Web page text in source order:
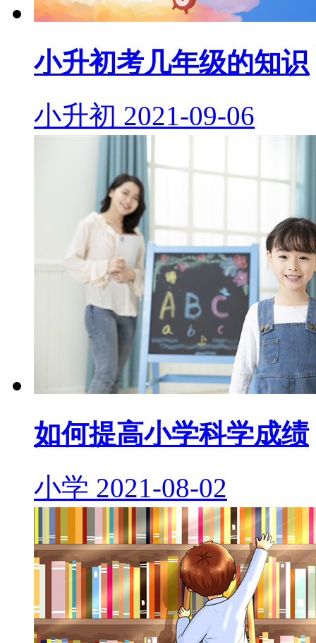
小升初考几年级的知识
小升初 2021-09-06
如何提高小学科学成绩
小学 2021-08-02